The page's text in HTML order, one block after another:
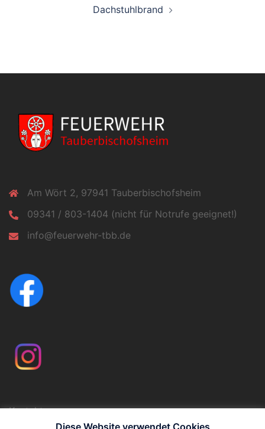
Dachstuhlbrand
Am Wört 2, 97941 Tauberbischofsheim
09341 / 803-1404 (nicht für Notrufe geeignet!)
info@feuerwehr-tbb.de
Kontakt
ImpressumDiese Website verwendet Cookies